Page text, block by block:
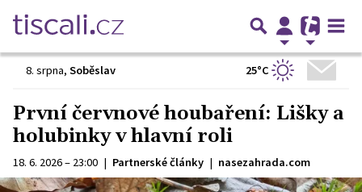
8. srpna, Soběslav 25°C
První červnové houbaření: Lišky a
holubinky v hlavní roli
18. 6. 2026 – 23:00 | Partnerské články | nasezahrada.com